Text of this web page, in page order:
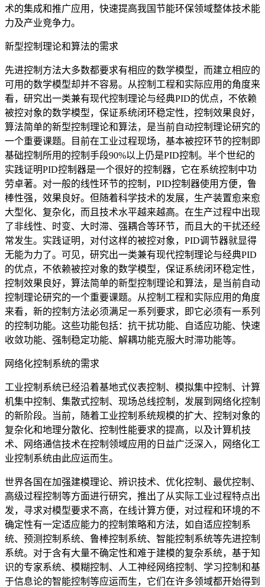
术的集成和推广应用，快速提高我国节能环保领域整体技术能
力及产业竞争力。
新型控制理论和算法的需求
先进控制方法大多数都要求有相应的数学模型，而建立相应的
可用的数学模型却并不容易。从控制工程和实际应用的角度来
看，研究出一类兼有现代控制理论与经典PID的优点，不依赖
被控对象的数学模型，保证系统闭环稳定性，控制效果良好，
算法简单的新型控制理论和算法，是当前自动控制理论研究的
一个重要课题。目前在工业过程现场，基本被控环节的控制即
基础控制所用的控制手段90%以上仍是PID控制。半个世纪的
实践证明PID控制器是一个很好的控制器，它在系统控制中功
劳卓著。对一般的线性环节的控制，PID控制器使用方便，鲁
棒性强，效果良好。但随着科学技术的发展，生产装置愈来愈
大型化、复杂化，而且技术水平越来越高。在生产过程中出现
了非线性、时变、大时滞、强耦合等环节，而且大的干扰还经
常发生。实践证明，对付这样的被控对象，PID调节器就显得
无能为力了。可见，研究出一类兼有现代控制理论与经典PID
的优点，不依赖被控对象的数学模型，保证系统闭环稳定性，
控制效果良好，算法简单的新型控制理论和算法，是当前自动
控制理论研究的一个重要课题。从控制工程和实际应用的角度
来看，新的控制方法必须满足一系列要求，即它必须有一系列
的控制功能。这些功能包括：抗干扰功能、自适应功能、快速
收敛功能、强制稳定功能、解耦功能克服大时滞功能等。
网络化控制系统的需求
工业控制系统已经沿着基地式仪表控制、模拟集中控制、计算
机集中控制、集散式控制、现场总线控制，发展到网络化控制
的新阶段。当前，随着工业控制系统规模的扩大、控制对象的
复杂化和地理分散化、控制性能要求的提高，以及计算机技
术、网络通信技术在控制领域应用的日益广泛深入，网络化工
业控制系统由此应运而生。
世界各国在加强建模理论、辨识技术、优化控制、最优控制、
高级过程控制等方面进行研究，推出了从实际工业过程特点出
发，寻求对模型要求不高，在线计算方便，对过程和环境的不
确定性有一定适应能力的控制策略和方法，如自适应控制系
统、预测控制系统、鲁棒控制系统、智能控制系统等先进控制
系统。对于含有大量不确定性和难于建模的复杂系统，基于知
识的专家系统、模糊控制、人工神经网络控制、学习控制和基
于信息论的智能控制等应运而生，它们在许多领域都开始得到